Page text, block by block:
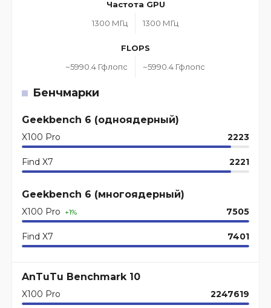
Частота GPU
1300 МГц
1300 МГц
FLOPS
~5990.4 Гфлопс
~5990.4 Гфлопс
Бенчмарки
Geekbench 6 (одноядерный)
X100 Pro 2223
Find X7 2221
Geekbench 6 (многоядерный)
X100 Pro +1% 7505
Find X7 7401
AnTuTu Benchmark 10
X100 Pro 2247619